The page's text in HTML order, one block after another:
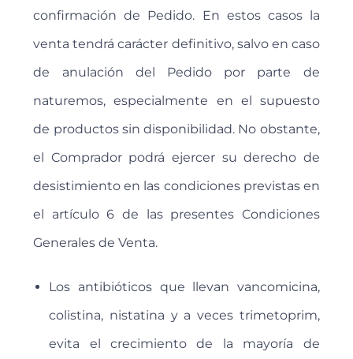
confirmación de Pedido. En estos casos la
venta tendrá carácter definitivo, salvo en caso
de anulación del Pedido por parte de
naturemos, especialmente en el supuesto
de productos sin disponibilidad. No obstante,
el Comprador podrá ejercer su derecho de
desistimiento en las condiciones previstas en
el artículo 6 de las presentes Condiciones
Generales de Venta.
Los antibióticos que llevan vancomicina,
colistina, nistatina y a veces trimetoprim,
evita el crecimiento de la mayoría de